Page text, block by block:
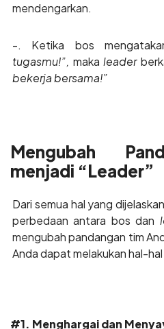
mendengarkan.
-. Ketika bos
tugasmu!”, makaleader
bekerja bersama!”
Mengubah
menjadi “Leader”
Dari semua hal yang
perbedaan antara bos dan
mengubah pandangan tim
Anda dapat melakukan hal-
#1. Menghargai dan